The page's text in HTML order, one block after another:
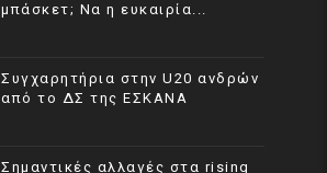
μπάσκετ; Να η ευκαιρία...
Συγχαρητήρια στην U20 ανδρών
από το ΔΣ της ΕΣΚΑΝΑ
Σημαντικές αλλαγές στα rising